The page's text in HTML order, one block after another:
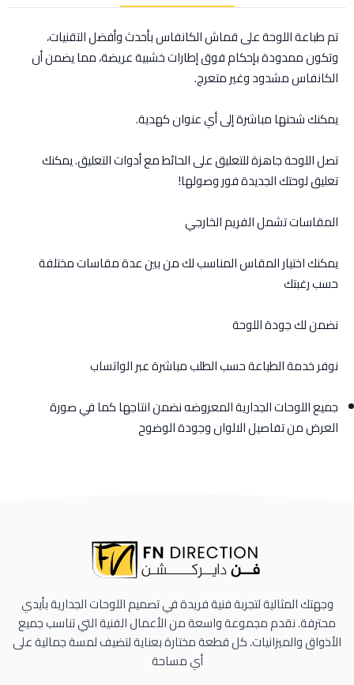
تم طباعة اللوحة على قماش الكانفاس بأحدث وأفضل التقنيات،
وتكون ممدودة بإحكام فوق إطارات خشبية عريضة، مما يضمن أن
الكانفاس مشدود وغير متعرج.
يمكنك شحنها مباشرة إلى أي عنوان كهدية.
تصل اللوحة جاهزة للتعليق على الحائط مع أدوات التعليق. يمكنك
تعليق لوحتك الجديدة فور وصولها!
المقاسات تشمل الفريم الخارجي
يمكنك اختيار المقاس المناسب لك من بين عدة مقاسات مختلفة
حسب رغبتك
نضمن لك جودة اللوحة
نوفر خدمة الطباعة حسب الطلب مباشرة عبر الواتساب
جميع اللوحات الجدارية المعروضه نضمن انتاجها كما في صورة
العرض من تفاصيل الالوان وجودة الوضوح
وجهتك المثالية لتجربة فنية فريدة في تصميم اللوحات الجدارية بأيدي
محترفة. نقدم مجموعة واسعة من الأعمال الفنية التي تناسب جميع
الأذواق والميزانيات. كل قطعة مختارة بعناية لتضيف لمسة جمالية على
أي مساحة